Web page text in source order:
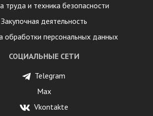
труда и техника безопасности
Закупочная деятельность
обработки персональных данных
СОЦИАЛЬНЫЕ СЕТИ
Telegram
Max
Vkontakte